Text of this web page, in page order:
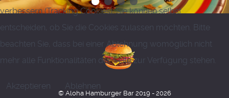
© Aloha Hamburger Bar 2019 - 2026
verbessern (Tracking Cookies). Sie können selbst
entscheiden, ob Sie die Cookies zulassen möchten. Bitte
beachten Sie, dass bei einer Ablehnung womöglich nicht
mehr alle Funktionalitäten der Seite zur Verfügung stehen.
Akzeptieren
Ablehnen